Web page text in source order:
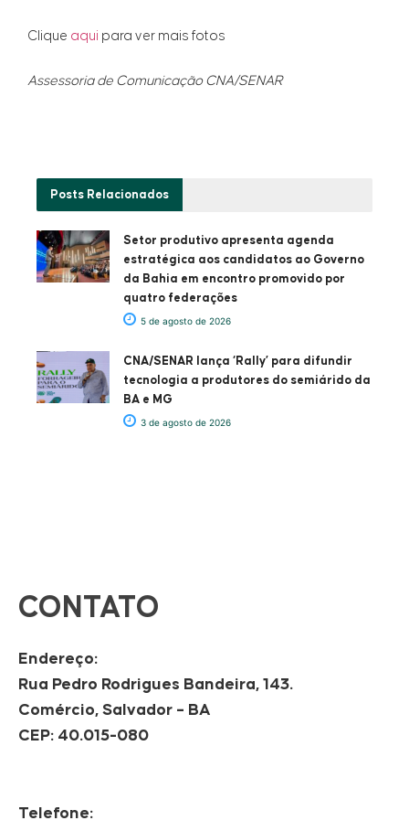
Clique aqui para ver mais fotos
Assessoria de Comunicação CNA/SENAR
Posts Relacionados
Setor produtivo apresenta agenda
estratégica aos candidatos ao Governo
da Bahia em encontro promovido por
quatro federações
5 de agosto de 2026
CNA/SENAR lança ‘Rally’ para difundir
tecnologia a produtores do semiárido da
BA e MG
3 de agosto de 2026
CONTATO
Endereço:
Rua Pedro Rodrigues Bandeira, 143.
Comércio, Salvador – BA
CEP: 40.015-080
Telefone: